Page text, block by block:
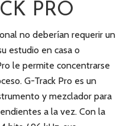
PRO
no deberían requerir un
estudio en casa o
le permite concentrarse
G-Track Pro es un
y mezclador para
a la vez. Con la